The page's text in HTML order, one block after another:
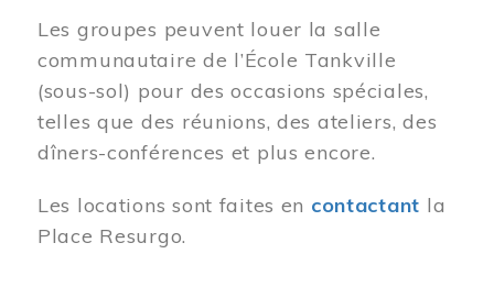
Les groupes peuvent louer la salle
communautaire de l’École Tankville
(sous-sol) pour des occasions spéciales,
telles que des réunions, des ateliers, des
dîners-conférences et plus encore.
Les locations sont faites en contactant la
Place Resurgo.